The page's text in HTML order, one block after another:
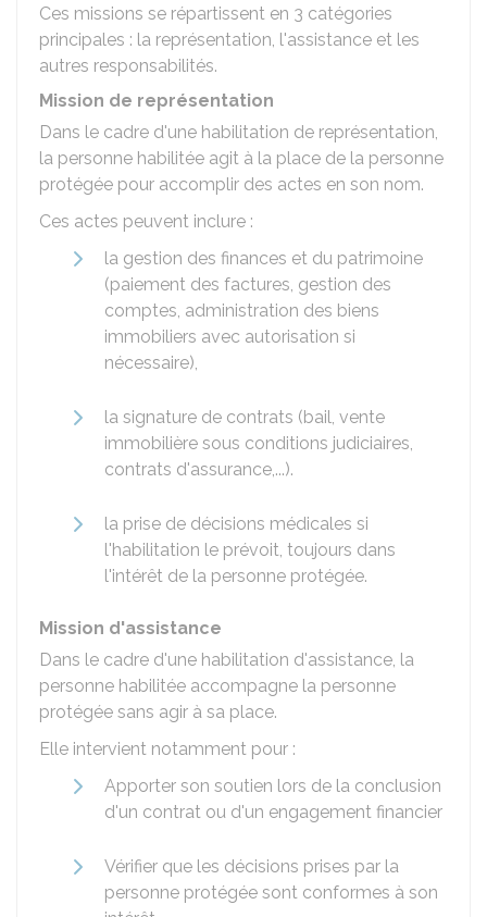
Ces missions se répartissent en 3 catégories
principales : la représentation, l'assistance et les
autres responsabilités.
Mission de représentation
Dans le cadre d'une habilitation de représentation,
la personne habilitée agit à la place de la personne
protégée pour accomplir des actes en son nom.
Ces actes peuvent inclure :
la gestion des finances et du patrimoine
(paiement des factures, gestion des
comptes, administration des biens
immobiliers avec autorisation si
nécessaire),
la signature de contrats (bail, vente
immobilière sous conditions judiciaires,
contrats d'assurance,...).
la prise de décisions médicales si
l'habilitation le prévoit, toujours dans
l'intérêt de la personne protégée.
Mission d'assistance
Dans le cadre d'une habilitation d'assistance, la
personne habilitée accompagne la personne
protégée sans agir à sa place.
Elle intervient notamment pour :
Apporter son soutien lors de la conclusion
d'un contrat ou d'un engagement financier
Vérifier que les décisions prises par la
personne protégée sont conformes à son